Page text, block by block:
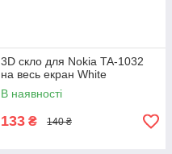
3D скло для Nokia TA-1032
на весь екран White
В наявності
133 ₴ 140 ₴